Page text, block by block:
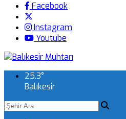
Facebook
Instagram
Youtube
25.3°
Balıkesir